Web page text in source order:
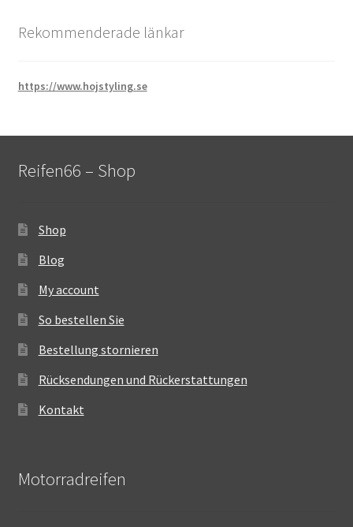
Rekommenderade länkar
https://www.hojstyling.se
Reifen66 – Shop
Shop
Blog
My account
So bestellen Sie
Bestellung stornieren
Rücksendungen und Rückerstattungen
Kontakt
Motorradreifen